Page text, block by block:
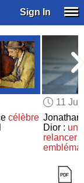
Sign In
célèbre
11
Jonathan
Dior : un
relancer